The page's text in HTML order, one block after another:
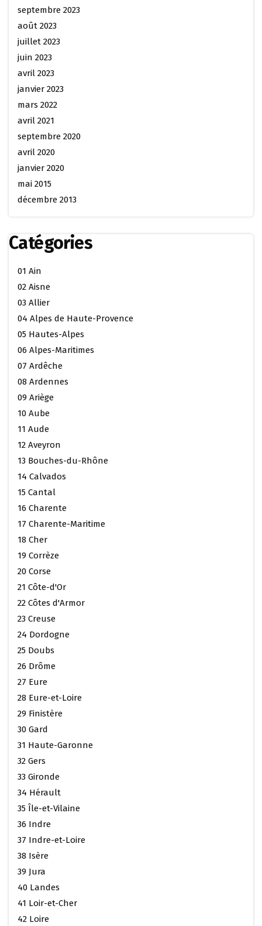
septembre 2023
août 2023
juillet 2023
juin 2023
avril 2023
janvier 2023
mars 2022
avril 2021
septembre 2020
avril 2020
janvier 2020
mai 2015
décembre 2013
Catégories
01 Ain
02 Aisne
03 Allier
04 Alpes de Haute-Provence
05 Hautes-Alpes
06 Alpes-Maritimes
07 Ardêche
08 Ardennes
09 Ariège
10 Aube
11 Aude
12 Aveyron
13 Bouches-du-Rhône
14 Calvados
15 Cantal
16 Charente
17 Charente-Maritime
18 Cher
19 Corrèze
20 Corse
21 Côte-d'Or
22 Côtes d'Armor
23 Creuse
24 Dordogne
25 Doubs
26 Drôme
27 Eure
28 Eure-et-Loire
29 Finistère
30 Gard
31 Haute-Garonne
32 Gers
33 Gironde
34 Hérault
35 Île-et-Vilaine
36 Indre
37 Indre-et-Loire
38 Isère
39 Jura
40 Landes
41 Loir-et-Cher
42 Loire